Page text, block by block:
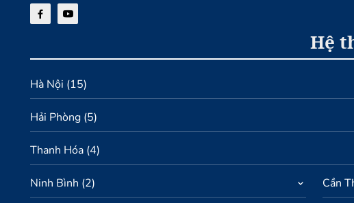
Hệ
Hà Nội (15)
Hải Phòng (5)
Thanh Hóa (4)
Ninh Bình (2) Cần